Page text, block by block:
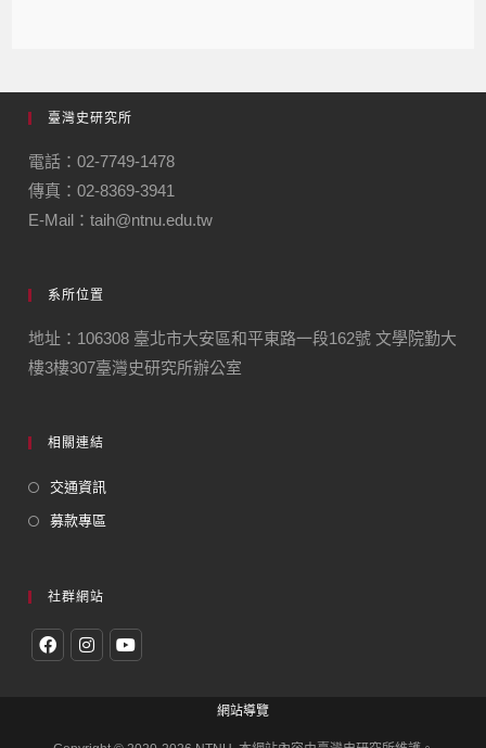
臺灣史研究所
電話：02-7749-1478
傳真：02-8369-3941
E-Mail：taih@ntnu.edu.tw
系所位置
地址：106308 臺北市大安區和平東路一段162號 文學院勤大
樓3樓307臺灣史研究所辦公室
相關連結
交通資訊
募款專區
社群網站
網站導覽